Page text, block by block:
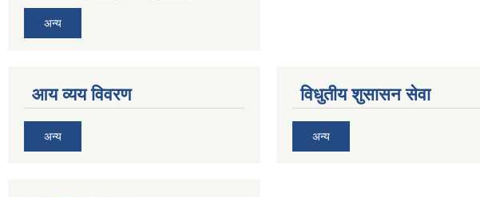
अन्य
आय व्यय विवरण
अन्य
विधुतीय शुसासन सेवा
अन्य